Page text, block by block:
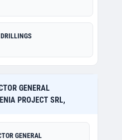
GENERAL
PROJECT SRL,
GENERAL